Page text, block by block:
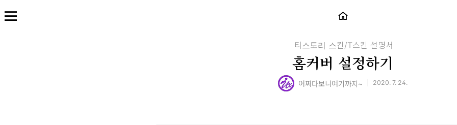
문
티스토리 스킨/T스킨 설명서
홈커버 설정하기
어쩌다보니여기까지~ 2020. 7. 24.